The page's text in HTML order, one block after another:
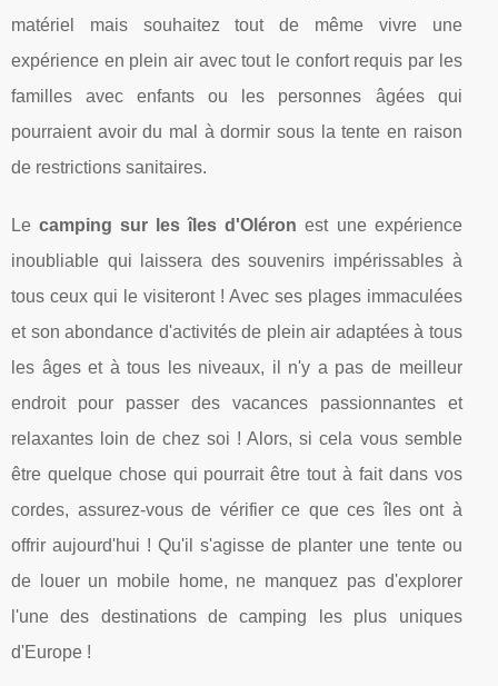
matériel mais souhaitez tout de même vivre une
expérience en plein air avec tout le confort requis par les
familles avec enfants ou les personnes âgées qui
pourraient avoir du mal à dormir sous la tente en raison
de restrictions sanitaires.
Lecamping sur les îles d'Oléron est une expérience
inoubliable qui laissera des souvenirs impérissables à
tous ceux qui le visiteront ! Avec ses plages immaculées
et son abondance d'activités de plein air adaptées à tous
les âges et à tous les niveaux, il n'y a pas de meilleur
endroit pour passer des vacances passionnantes et
relaxantes loin de chez soi ! Alors, si cela vous semble
être quelque chose qui pourrait être tout à fait dans vos
cordes, assurez-vous de vérifier ce que ces îles ont à
offrir aujourd'hui ! Qu'il s'agisse de planter une tente ou
de louer un mobile home, ne manquez pas d'explorer
l'une des destinations de camping les plus uniques
d'Europe !